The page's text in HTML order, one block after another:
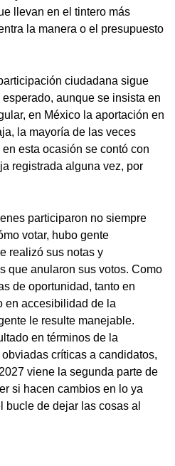
llevan en el tintero más
la manera o el presupuesto
ciudadana sigue
aunque se insista en
en México la aportación en
la mayoría de las veces
esta ocasión se contó con
registrada alguna vez, por
participaron no siempre
votar, hubo gente
realizó sus notas y
que anularon sus votos. Como
de oportunidad, tanto en
en accesibilidad de la
le resulte manejable.
en términos de la
críticas a candidatos,
viene la segunda parte de
si hacen cambios en lo ya
de dejar las cosas al